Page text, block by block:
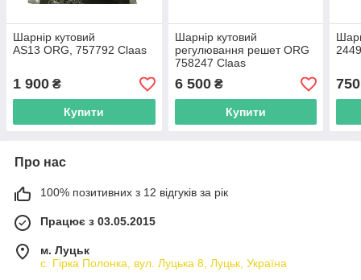
Шарнір кутовий
AS13 ORG, 757792 Claas
1 900 ₴
Купити
Шарнір кутовий
регулювання решет ORG
758247 Claas
6 500₴
Купити
750
Про нас
100% позитивних з 12 відгуків за рік
Працює з 03.05.2015
м. Луцьк
с. Гірка Полонка, вул. Луцька 8, Луцьк, Україна